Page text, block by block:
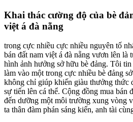
Khai thác cường độ của bè
việt á đà nẵng
trong cực nhiều cực nhiều nguyên tố
bán đất nam việt á đà nẵng vươn lên là
hình ảnh hưởng sở hữu bè đảng. Tôi
làm vào một trong cực nhiều bè đảng
không chỉ giúp khiến giàu thưởng thức
sự tiến lên cá thể. Cộng đồng mua bán
đến dưỡng một môi trường xung vòng
ta thân đàm phán sáng kiến, anh tài